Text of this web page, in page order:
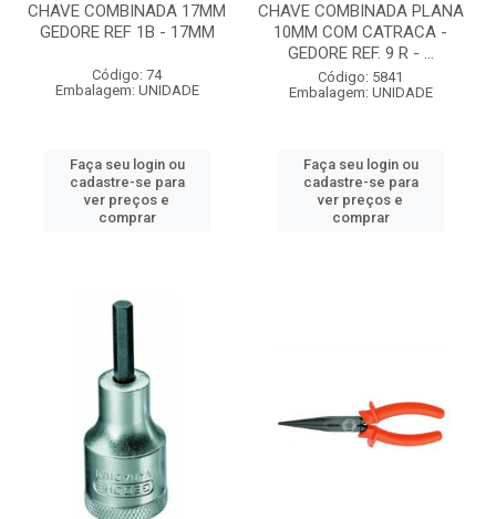
CHAVE COMBINADA 17MM
GEDORE REF 1B - 17MM
Código: 74
Embalagem: UNIDADE
Faça seu login ou
cadastre-se para
ver preços e
comprar
CHAVE COMBINADA PLANA
10MM COM CATRACA -
GEDORE REF. 9 R - ...
Código: 5841
Embalagem: UNIDADE
Faça seu login ou
cadastre-se para
ver preços e
comprar